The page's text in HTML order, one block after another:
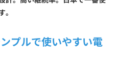
プルで使いやすい電